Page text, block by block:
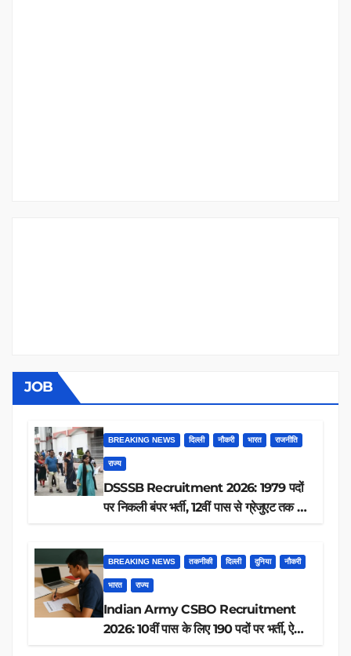
JOB
BREAKING NEWS दिल्ली नौकरी भारत राजनीति
राज्य
DSSSB Recruitment 2026: 1979 पदों
पर निकली बंपर भर्ती, 12वीं पास से ग्रेजुएट तक करें
BREAKING NEWS तकनीकी दिल्ली दुनिया नौकरी
भारत राज्य
Indian Army CSBO Recruitment
2026: 10वीं पास के लिए 190 पदों पर भर्ती, ऐसे